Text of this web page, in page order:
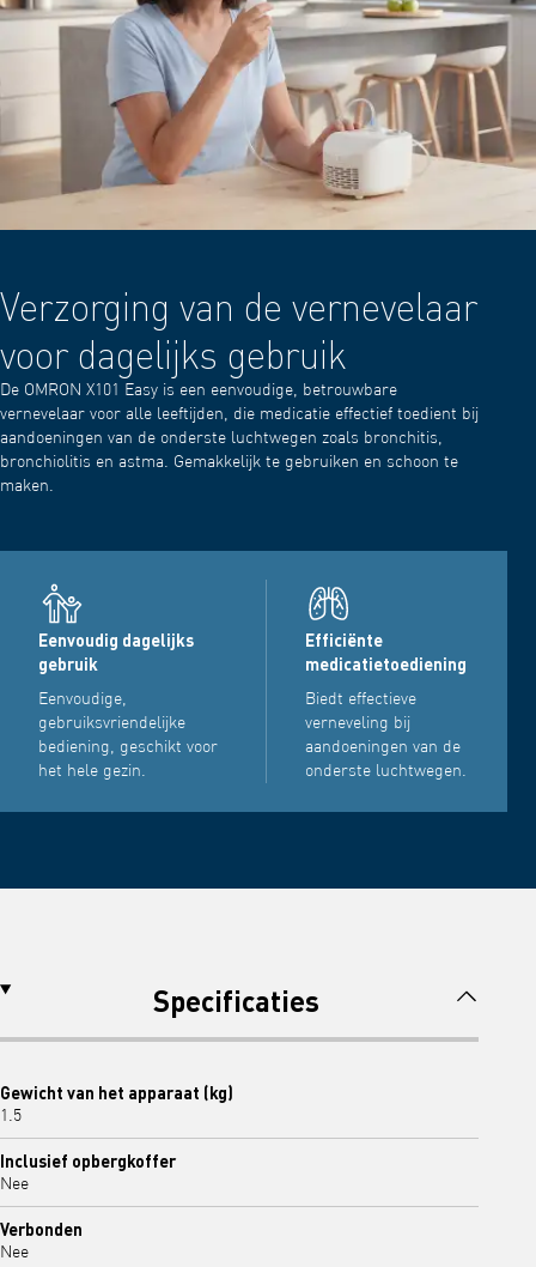
Verzorging van de vernevelaar
voor dagelijks gebruik
De OMRON X101 Easy is een eenvoudige, betrouwbare
vernevelaar voor alle leeftijden, die medicatie effectief toedient bij
aandoeningen van de onderste luchtwegen zoals bronchitis,
bronchiolitis en astma. Gemakkelijk te gebruiken en schoon te
maken.
Eenvoudig dagelijks
gebruik
Eenvoudige,
gebruiksvriendelijke
bediening, geschikt voor
het hele gezin.
Efficiënte
medicatietoediening
Biedt effectieve
verneveling bij
aandoeningen van de
onderste luchtwegen.
Specificaties
Gewicht van het apparaat (kg)
1.5
Inclusief opbergkoffer
Nee
Verbonden
Nee